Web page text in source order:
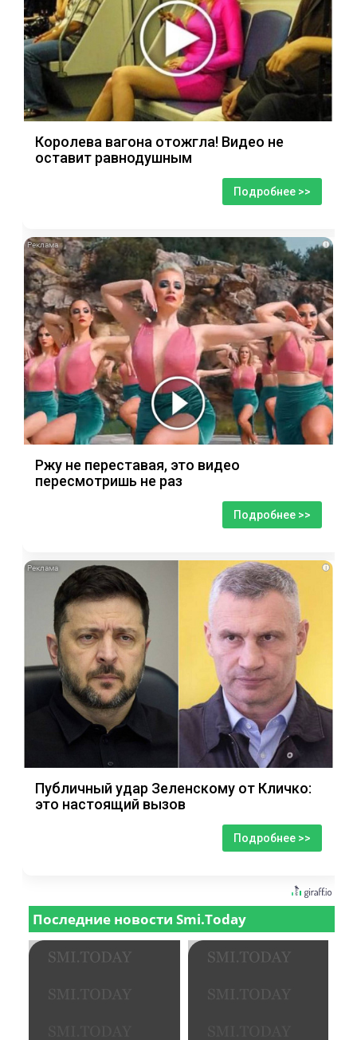
Королева вагона отожгла! Видео не
оставит равнодушным
Подробнее >>
i
Ржу не переставая, это видео
пересмотришь не раз
Подробнее >>
i
Публичный удар Зеленскому от Кличко:
это настоящий вызов
Подробнее >>